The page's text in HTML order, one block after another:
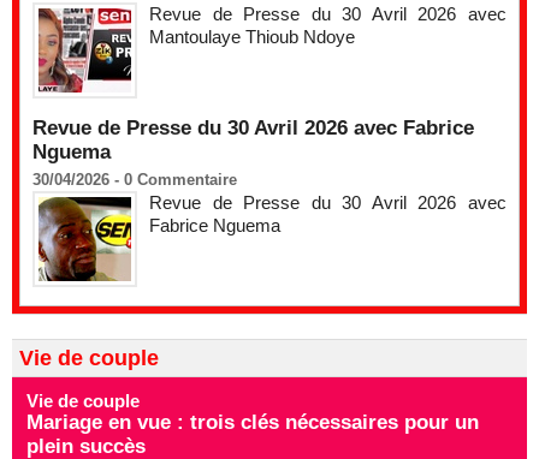
Revue de Presse du 30 Avril 2026 avec
Mantoulaye Thioub Ndoye
Revue de Presse du 30 Avril 2026 avec Fabrice
Nguema
30/04/2026 - 0 Commentaire
Revue de Presse du 30 Avril 2026 avec
Fabrice Nguema
Vie de couple
Vie de couple
Mariage en vue : trois clés nécessaires pour un
plein succès